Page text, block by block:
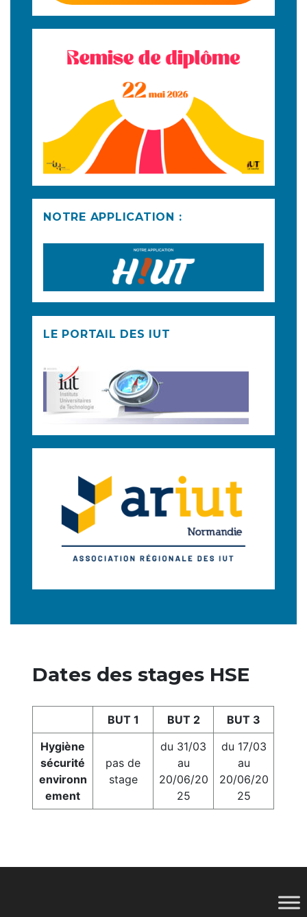
NOTRE APPLICATION :
LE PORTAIL DES IUT
Dates des stages HSE
BUT 1 BUT 2
BUT 3
Hygiène
sécurité
environn
ement
pas de
stage
du 31/03
au
20/06/20
25
du 17/03
au
20/06/20
25